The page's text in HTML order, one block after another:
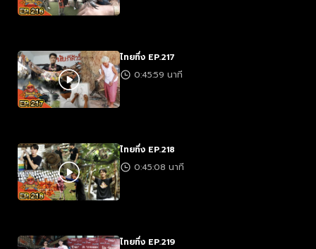
ไทยทึ่ง EP.217
0:45:59 นาที
ไทยทึ่ง EP.218
0:45:08 นาที
ไทยทึ่ง EP.219